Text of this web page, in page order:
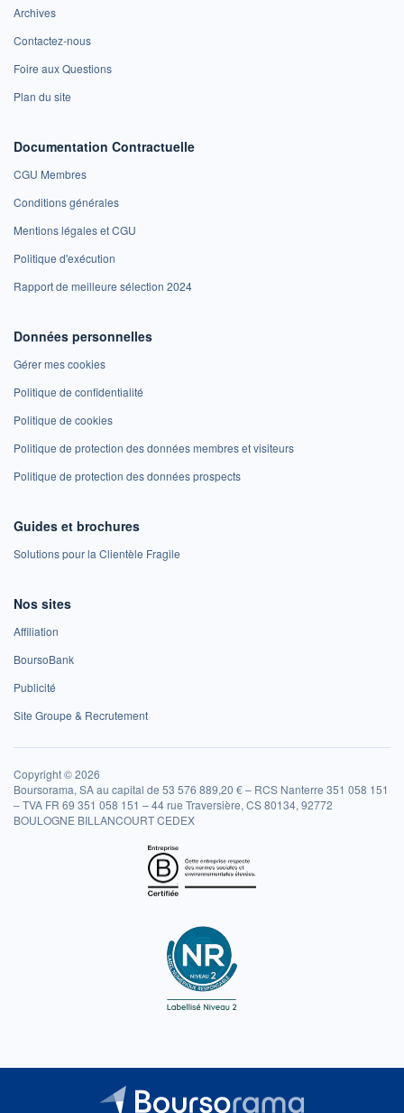
Archives
Contactez-nous
Foire aux Questions
Plan du site
Documentation Contractuelle
CGU Membres
Conditions générales
Mentions légales et CGU
Politique d'exécution
Rapport de meilleure sélection 2024
Données personnelles
Gérer mes cookies
Politique de confidentialité
Politique de cookies
Politique de protection des données membres et visiteurs
Politique de protection des données prospects
Guides et brochures
Solutions pour la Clientèle Fragile
Nos sites
Affiliation
BoursoBank
Publicité
Site Groupe & Recrutement
Copyright © 2026
Boursorama, SA au capital de 53 576 889,20 € – RCS Nanterre 351 058 151
– TVA FR 69 351 058 151 – 44 rue Traversière, CS 80134, 92772
BOULOGNE BILLANCOURT CEDEX